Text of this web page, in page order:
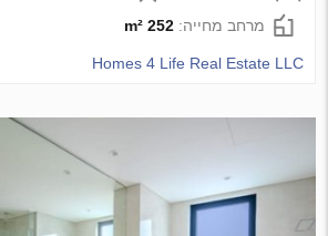
מרחב מחייה:252 m²
Homes 4 Life Real Estate LLC